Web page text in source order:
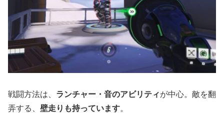
戦闘方法は、 ランチャー・音のアビリティが中心。敵を翻
弄する、 壁走りも持っています。